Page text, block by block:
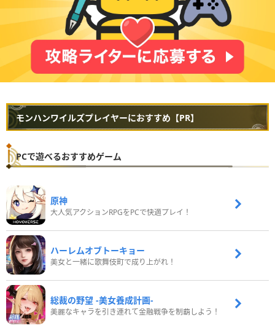
モンハンワイルズプレイヤーにおすすめ【PR】
PCで遊べるおすすめゲーム
原神
大人気アクションRPGをPCで快適プレイ！
ハーレムオブトーキョー
美女と一緒に歌舞伎町で成り上がれ！
総裁の野望 -美女養成計画-
美麗なキャラを引き連れて金融戦争を制覇しよう！